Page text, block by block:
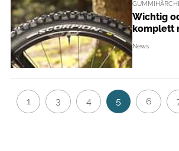
Wichtig
komplett
News
1 3 4 5 6